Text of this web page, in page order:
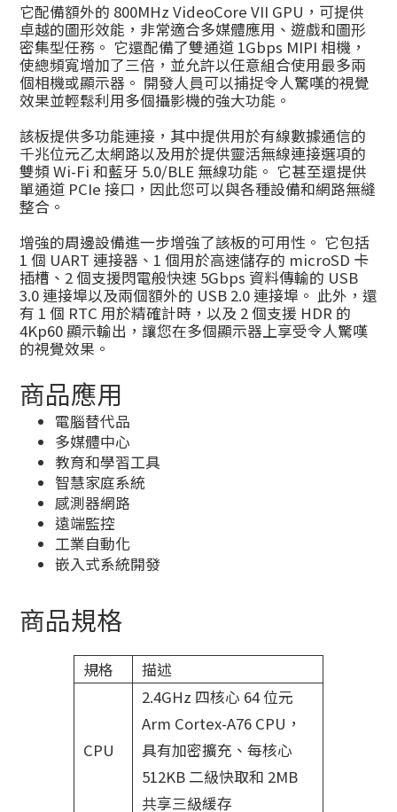
它配備額外的 800MHz VideoCore VII GPU，可提供
卓越的圖形效能，非常適合多媒體應用、遊戲和圖形
密集型任務。 它還配備了雙通道 1Gbps MIPI 相機，
使總頻寬增加了三倍，並允許以任意組合使用最多兩
個相機或顯示器。 開發人員可以捕捉令人驚嘆的視覺
效果並輕鬆利用多個攝影機的強大功能。
該板提供多功能連接，其中提供用於有線數據通信的
千兆位元乙太網路以及用於提供靈活無線連接選項的
雙頻 Wi-Fi 和藍牙 5.0/BLE 無線功能。 它甚至還提供
單通道 PCIe 接口，因此您可以與各種設備和網路無縫
整合。
增強的周邊設備進一步增強了該板的可用性。 它包括
1 個 UART 連接器、1 個用於高速儲存的 microSD 卡
插槽、2 個支援閃電般快速 5Gbps 資料傳輸的 USB
3.0 連接埠以及兩個額外的 USB 2.0 連接埠。 此外，還
有 1 個 RTC 用於精確計時，以及 2 個支援 HDR 的
4Kp60 顯示輸出，讓您在多個顯示器上享受令人驚嘆
的視覺效果。
商品應用
電腦替代品
多媒體中心
教育和學習工具
智慧家庭系統
感測器網路
遠端監控
工業自動化
嵌入式系統開發
商品規格
規格 描述
CPU
2.4GHz 四核心 64 位元
Arm Cortex-A76 CPU，
具有加密擴充、每核心
512KB 二級快取和 2MB
共享三級緩存